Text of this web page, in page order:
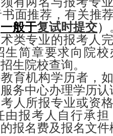
面推荐，有关推
一般于复试时提交）
类专业的报考人
生简章要求向院
生院校查询。
育机构学历者，
务中心办理学历认
人所报专业或资
由报考人自行承
报名费及报名文